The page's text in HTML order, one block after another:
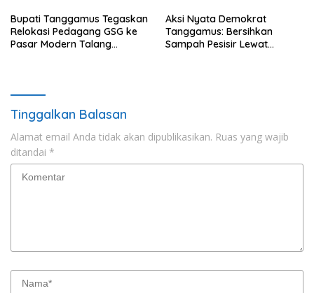
Bupati Tanggamus Tegaskan
Relokasi Pedagang GSG ke
Pasar Modern Talang
Aksi Nyata Demokrat
Tanggamus: Bersihkan
Sampah Pesisir Lewat
Tinggalkan Balasan
Alamat email Anda tidak akan dipublikasikan. Ruas yang wajib
ditandai *